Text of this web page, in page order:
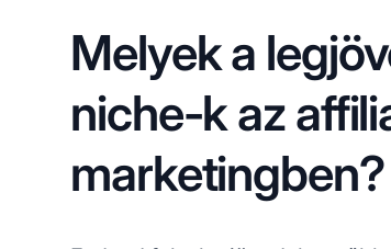
Melyek a
niche-k az
marketingben?